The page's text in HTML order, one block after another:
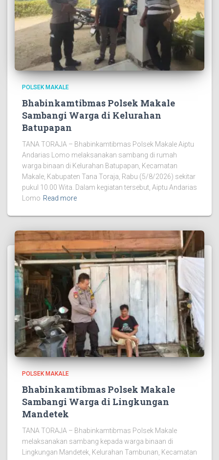
POLSEK MAKALE
Bhabinkamtibmas Polsek Makale
Sambangi Warga di Kelurahan
Batupapan
TANA TORAJA – Bhabinkamtibmas Polsek Makale Aiptu
Andarias Lomo melaksanakan sambang di rumah
warga binaan di Kelurahan Batupapan, Kecamatan
Makale, Kabupaten Tana Toraja, Rabu (5/8/2026) sekitar
pukul 10.00 Wita. Dalam kegiatan tersebut, Aiptu Andarias
Lomo Read more
POLSEK MAKALE
Bhabinkamtibmas Polsek Makale
Sambangi Warga di Lingkungan
Mandetek
TANA TORAJA – Bhabinkamtibmas Polsek Makale
melaksanakan sambang kepada warga binaan di
Lingkungan Mandetek, Kelurahan Tambunan, Kecamatan